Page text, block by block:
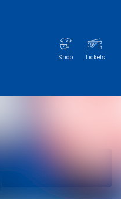
Im Newsroom suchen
FolgenNicht
mehr folgen